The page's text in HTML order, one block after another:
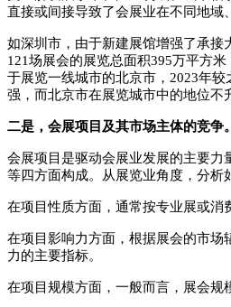
直接或间接导致了会展业在不同地域
如深圳市，由于新建展馆增强了承接
121场展会的展览总面积395万平方
于展览一线城市的北京市，2023年
强，而北京市在展览城市中的地位不
二是，会展项目及其市场主体的竞争。
会展项目是驱动会展业发展的主要
等四方面构成。从展览业角度，分析
在项目性质方面，通常按专业展或消
在项目影响力方面，根据展会的市
力的主要指标。
在项目规模方面，一般而言，展会规